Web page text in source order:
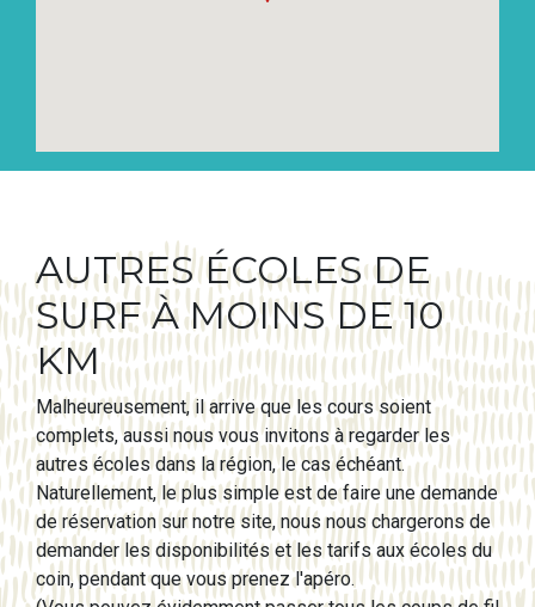
AUTRES ÉCOLES DE
SURF À MOINS DE 10
KM
Malheureusement, il arrive que les cours soient
complets, aussi nous vous invitons à regarder les
autres écoles dans la région, le cas échéant.
Naturellement, le plus simple est de faire une demande
de réservation sur notre site, nous nous chargerons de
demander les disponibilités et les tarifs aux écoles du
coin, pendant que vous prenez l'apéro.